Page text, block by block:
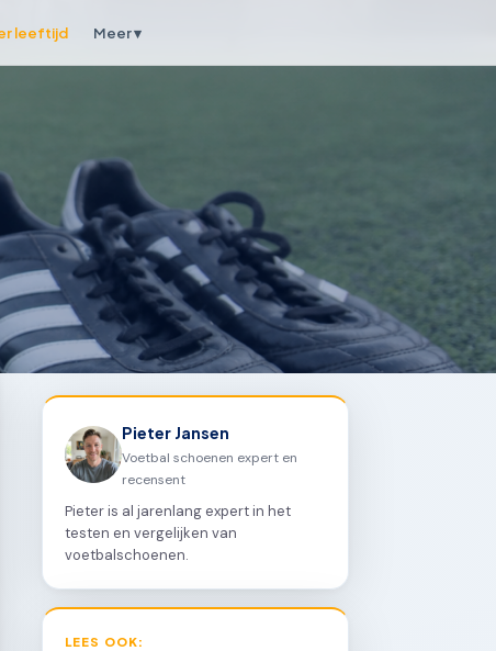
leeftijd Meer ▾
Pieter Jansen
Voetbal schoenen expert en
recensent
Pieter is al jarenlang expert in het
testen en vergelijken van
voetbalschoenen.
LEES OOK: